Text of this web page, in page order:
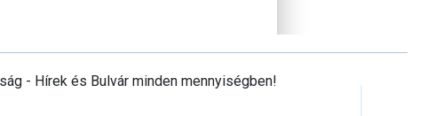
- Hírek és Bulvár minden mennyiségben!